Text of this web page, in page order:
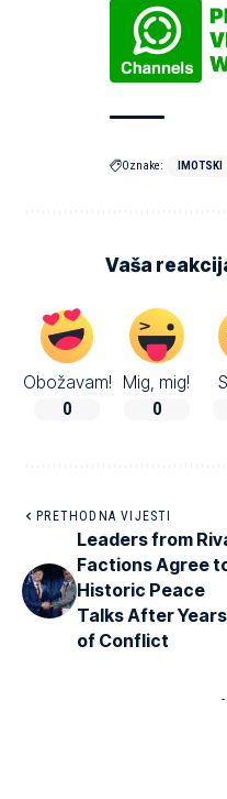
Oznake: IMOTSKI
Vaša
Obožavam!
0
Mig, mig!
0
PRETHODNA VIJESTI
Leaders from
Factions Agree
Historic Peace
Talks After Years
of Conflict